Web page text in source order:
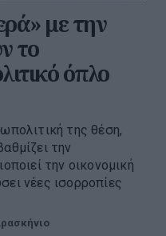
με την
το
όπλο
της θέση,
την
την οικονομική
νέες ισορροπίες